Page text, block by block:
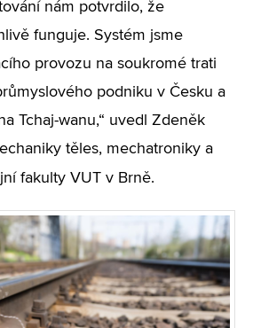
nám potvrdilo, že
funguje. Systém jsme
provozu na soukromé trati
podniku v Česku a
Tchaj-wanu,“ uvedl Zdeněk
těles, mechatroniky a
fakulty VUT v Brně.